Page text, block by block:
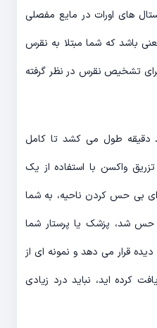
های اورات در مایع مفصلی
باشد که شما مبتلا به نقرس
تشخیص نقرس در نظر گرفته
دقیقه طول می کشد تا کامل
واکسن با استفاده از یک
بی حس کردن ناحیه، به شما
حس شد، پزشک یا پرستار شما
قرار می دهد و نمونه ای از
کرده اید، نباید درد زیادی